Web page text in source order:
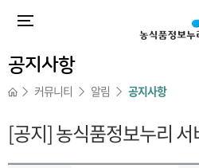
공지사항
커뮤니티 알림 공지사항
[공지] 농식품정보누리